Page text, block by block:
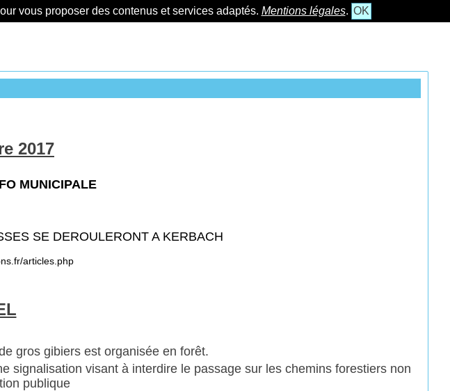
vous proposer des contenus et services adaptés. Mentions légales. OK
2017
MUNICIPALE
SE DEROULERONT A KERBACH
articles.php
gros gibiers est organisée en forêt.
signalisation visant à interdire le passage sur les chemins forestiers non
publique